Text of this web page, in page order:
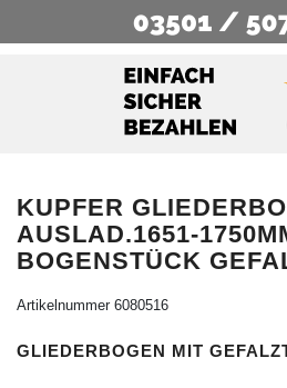
KUPFER
AUSLAD.1651-
BOGENSTÜCK
Artikelnummer 6080516
GLIEDERBOGEN MIT